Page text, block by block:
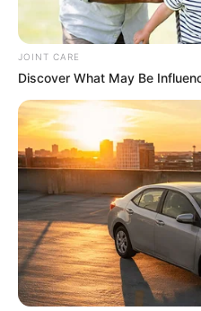
This New Will Give You
MEDVI
เรื่องอื่นๆ ที่น่าสน
JOINT CARE
Discover What May Be